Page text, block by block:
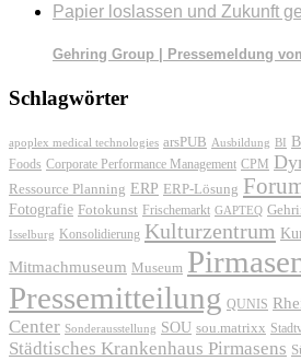
Papier loslassen und Zukunft
Gehring Group | Pressemeldung
Schlagwörter
apoplex medical technologies arsPUB Ausbildung BI
Foods Corporate Performance Management CPM
Ressource Planning ERP ERP-Lösung
Fotografie Fotokunst Frischemarkt GAPTEQ
Isselburg Konsolidierung Kulturzentrum
Mitmachmuseum Museum
Pressemitteilung QUNIS
Center Sonderausstellung SOU sou.matrixx
Städtisches Krankenhaus Pirmasens